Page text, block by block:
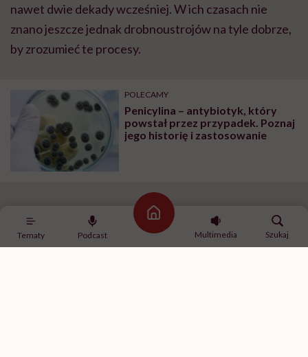
Tematy Podcast
Strona główna
Multimedia
Szukaj
nawet dwie dekady wcześniej. W ich czasach nie
znano jeszcze jednak drobnoustrojów na tyle dobrze,
by zrozumieć te procesy.
POLECAMY
Penicylina – antybiotyk, który
powstał przez przypadek. Poznaj
jego historię i zastosowanie
Pleśń na melonie
Prawie dekadę później dwaj naukowcy z Oxfordu prof.